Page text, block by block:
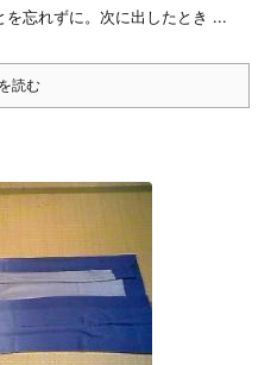
忘れずに。次に出したとき ...
読む